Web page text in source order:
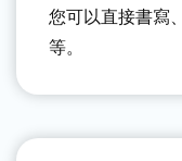
您可以直接書寫
等。